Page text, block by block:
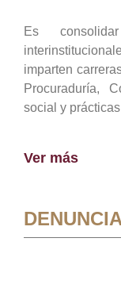
Es
imparten
Procuraduría,
social y
Ver más